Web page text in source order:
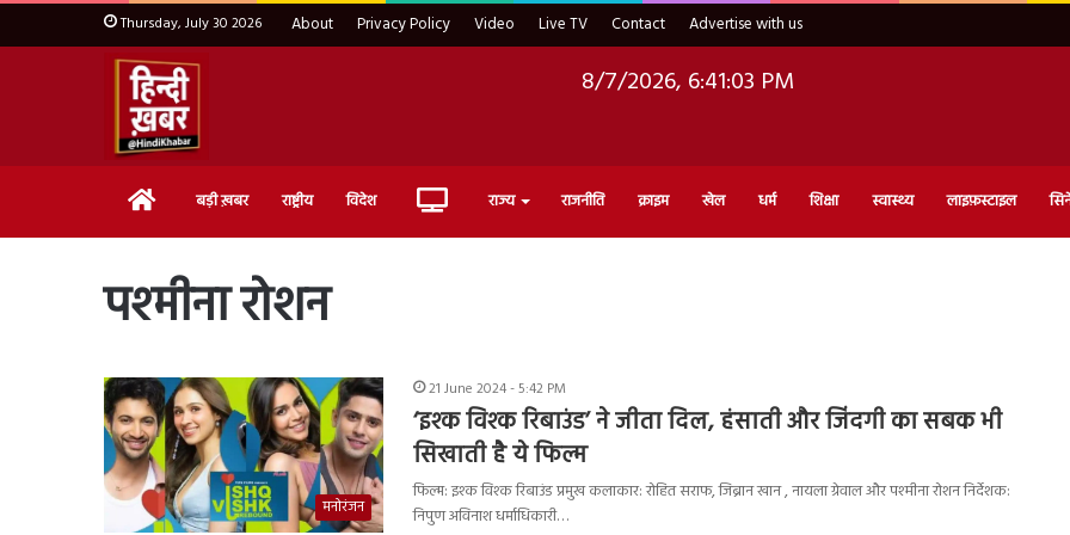
Thursday, July 30 2026 About Privacy Policy Video Live TV Contact Advertise with us
8/7/2026, 6:41:04 PM
Home बड़ी ख़बर राष्ट्रीय विदेश Live राज्य राजनीति क्राइम खेल धर्म शिक्षा स्वास्थ्य लाइफ़स्टाइल
पश्मीना रोशन
मनोरंजन
21 June 2024 - 5:42 PM
‘इश्क विश्क रिबाउंड’ ने जीता दिल, हंसाती और जिंदगी का सबक भी
सिखाती है ये फिल्म
फिल्म: इश्क विश्क रिबाउंड प्रमुख कलाकार: रोहित सराफ, जिब्रान खान , नायला ग्रेवाल और पश्मीना रोशन निर्देशक:
निपुण अविनाश धर्माधिकारी…